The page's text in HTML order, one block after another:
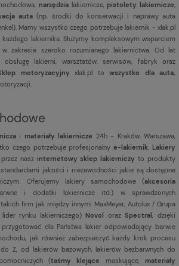
narzędzia lakiernicze,pistolety lakiernicze,
auta(np. środki do konserwacji i naprawy auta
Mamy wszystko czego potrzebuje lakiernik - xlak.pl
lakiernika. Służymy kompleksowym wsparciem
zakresie szeroko rozumianego lakiernictwa. Od lat
obsługę lakierni, warsztatów, serwisów, fabryk oraz
motoryzacyjny xlak.pl to wszystko dla auta,
i materiały lakiernicze 24h - Kraków, Warszawa,
czego potrzebuje profesjonalnye-lakiernik. Lakiery
nasz internetowy sklep lakierniczy to produkty
jakości i niezawodności jakie są dostępne
Oferujemy lakiery samochodowe (akcesoria
i dodatki lakiernicze itd.) w sprawdzonych
firm jak między innymi MaxMeyer, Autolux / Grupa
rynku lakierniczego) Novol orazSpectral, dzięki
dla Państwa lakier odpowiadający barwie
jak również zabezpieczyć każdy krok procesu
Z, od lakierów bazowych, lakierów bezbarwnych do
(taśmy klejące maskujące,materiały